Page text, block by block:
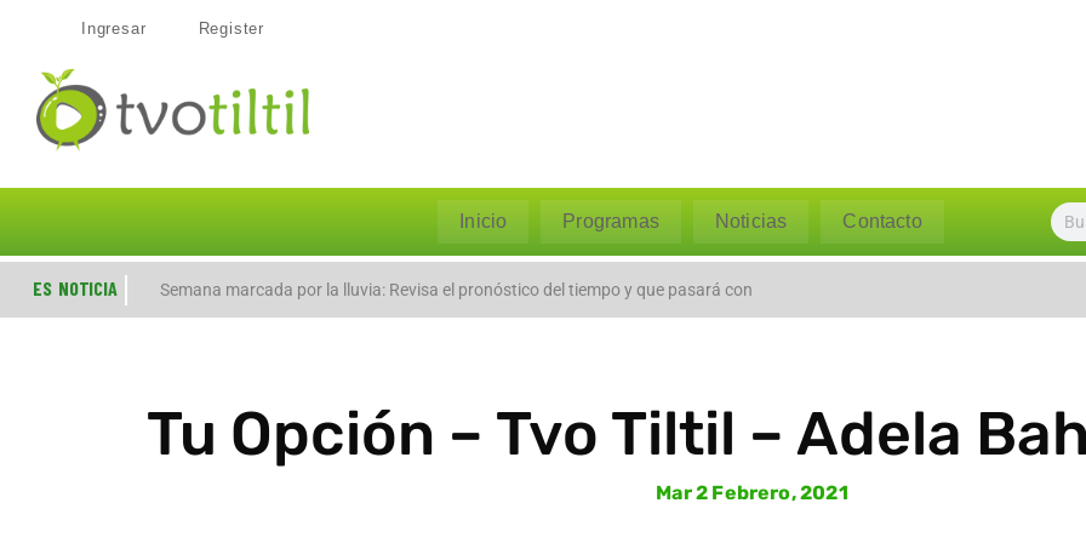
Ingresar Register
Inicio Programas Noticias Contacto
ES NOTICIA Evacúan preventivamente a familias por aumento del caudal del río Polpaico ant
Tu Opción – Tvo Tiltil – Adela
Mar 2 Febrero, 2021